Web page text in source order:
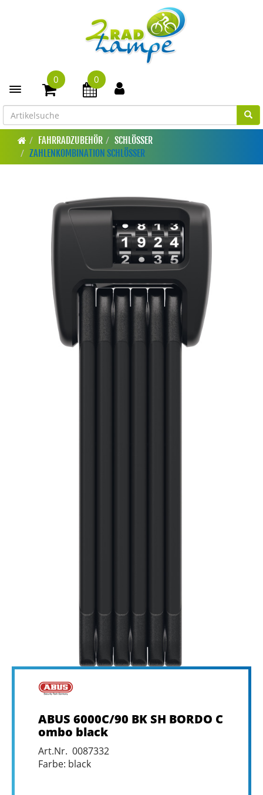
Toggle navigation
0 0
FAHRRADZUBEHÖR
SCHLÖSSER
ZAHLENKOMBINATION SCHLÖSSER
ABUS 6000C/90 BK SH BORDO C
ombo black
Art.Nr. 0087332
Farbe: black